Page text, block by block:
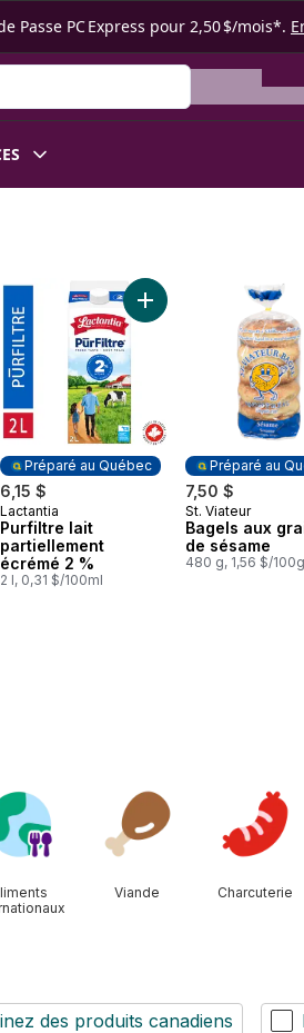
PC Express pour 2,50 $/mois*.
au panier
Lait homogénéisé au panier
Préparé au Québec
6,15 $
Préparé au Québec
Lactantia
Purfiltre lait
partiellement
écrémé 2 %
2 l, 0,31 $/100ml
Ajouter Purfiltre lait
Préparé au
7,50 $
Préparé au
St. Viateur
Bagels aux
de sésame
480 g, 1,56 $/100g
Viande Charcuterie
des produits canadiens